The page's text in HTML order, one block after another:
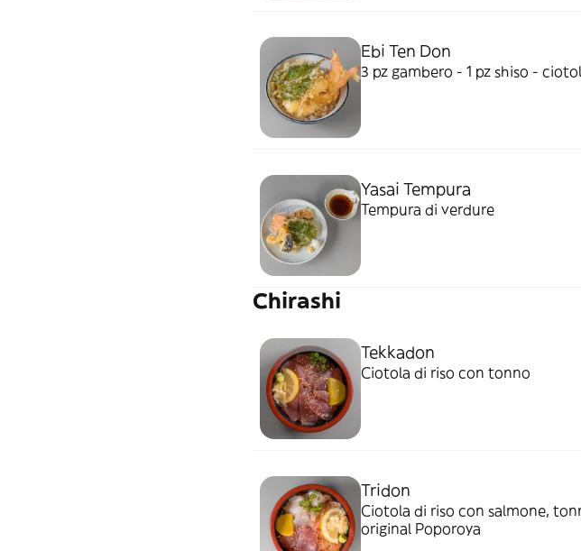
Ebi Ten Don
3 pz gambero - 1 pz shiso -
Yasai Tempura
Tempura di verdure
Chirashi
Tekkadon
Ciotola di riso con tonno
Tridon
Ciotola di riso con salmone,
original Poporoya